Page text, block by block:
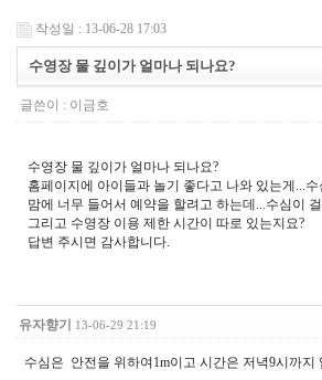
작성일 : 13-06-28 17:03
수영장 물 깊이가 얼마나 되나요?
글쓴이 : 이금호
수영장 물 깊이가 얼마나 되나요?
홈페이지에 아이들과 놀기 좋다고 나와 있는게...
맘에 너무 들어서 예약을 할려고 하는데...수심이
그리고 수영장 이용 제한 시간이 따로 있는지요?
답변 주시면 감사합니다.
유자향기 13-06-29 21:19
수심은 안전을 위하여1m이고 시간은 저녁9시까지